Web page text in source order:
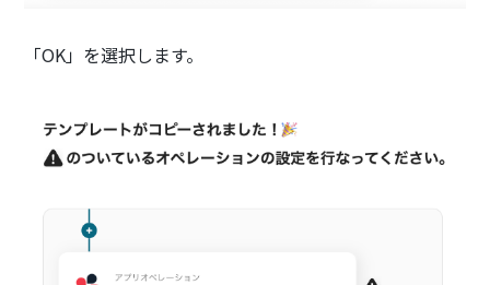
「OK」を選択します。